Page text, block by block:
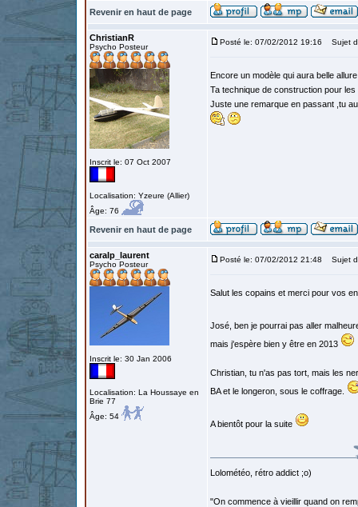
Revenir en haut de page
ChristianR
Psycho Posteur
Inscrit le: 07 Oct 2007
Localisation: Yzeure (Allier)
Âge: 76
Posté le: 07/02/2012 19:16 Sujet
Encore un modèle qui aura belle
Ta technique de construction pour
Juste une remarque en passant ,tu
Revenir en haut de page
caralp_laurent
Psycho Posteur
Inscrit le: 30 Jan 2006
Localisation: La Houssaye en
Brie 77
Âge: 54
Posté le: 07/02/2012 21:48 Sujet
Salut les copains et merci pour vos
José, ben je pourrai pas aller
mais j'espère bien y être en 2013
Christian, tu n'as pas tort, mais les
BA et le longeron, sous le coffrage.
A bientôt pour la suite
Lolométéo, rétro addict ;o)
"On commence à vieillir quand on